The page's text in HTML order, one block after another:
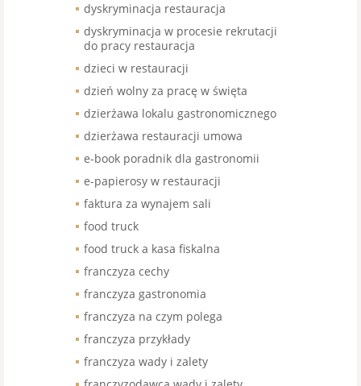
dyskryminacja restauracja
dyskryminacja w procesie rekrutacji
do pracy restauracja
dzieci w restauracji
dzień wolny za pracę w święta
dzierżawa lokalu gastronomicznego
dzierżawa restauracji umowa
e-book poradnik dla gastronomii
e-papierosy w restauracji
faktura za wynajem sali
food truck
food truck a kasa fiskalna
franczyza cechy
franczyza gastronomia
franczyza na czym polega
franczyza przykłady
franczyza wady i zalety